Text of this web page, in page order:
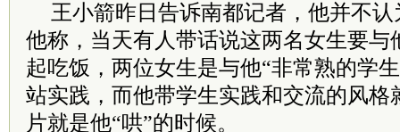
王小箭昨日告诉南都记者，他并不
他称，当天有人带话说这两名女生要与
起吃饭，两位女生是与他“非常熟的学
站实践，而他带学生实践和交流的风格
片就是他“哄”的时候。